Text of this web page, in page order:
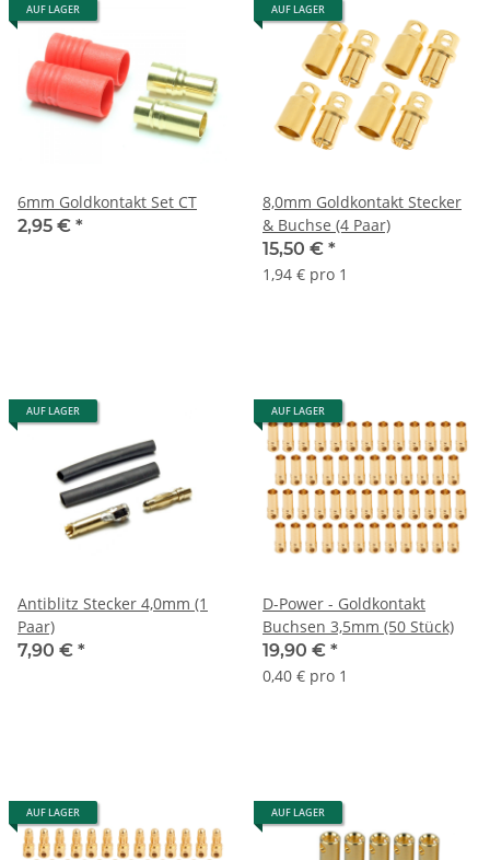
AUF LAGER
6mm Goldkontakt Set CT
2,95 € *
AUF LAGER
8,0mm Goldkontakt Stecker
& Buchse (4 Paar)
15,50 € *
1,94 € pro 1
AUF LAGER
Antiblitz Stecker 4,0mm (1
Paar)
7,90 € *
AUF LAGER
D-Power - Goldkontakt
Buchsen 3,5mm (50 Stück)
19,90 € *
0,40 € pro 1
AUF LAGER AUF LAGER